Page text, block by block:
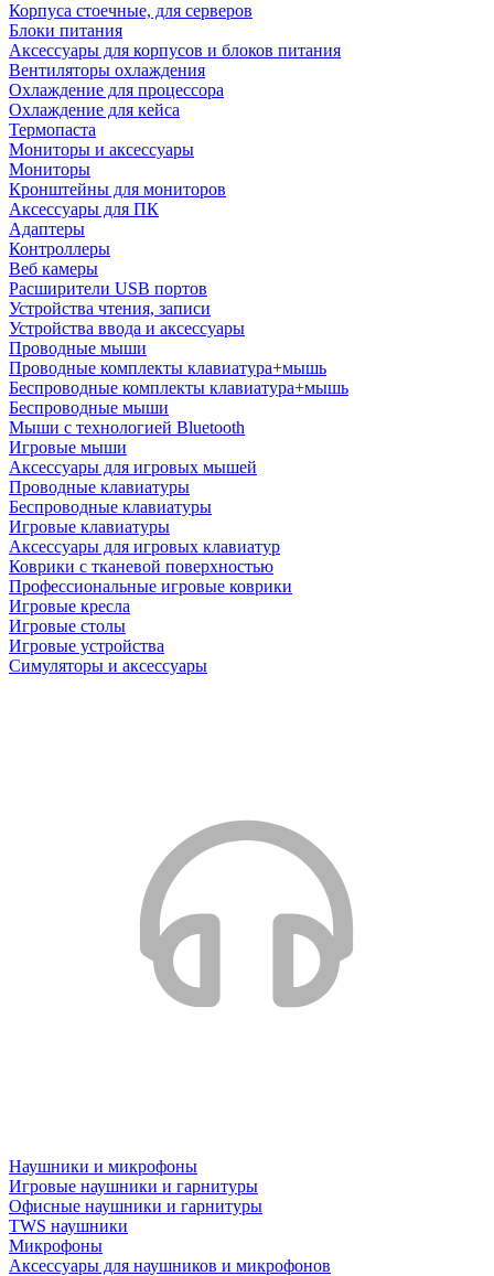
Корпуса стоечные, для серверов
Блоки питания
Аксессуары для корпусов и блоков питания
Вентиляторы охлаждения
Охлаждение для процессора
Охлаждение для кейса
Термопаста
Мониторы и аксессуары
Мониторы
Кронштейны для мониторов
Аксессуары для ПК
Адаптеры
Контроллеры
Веб камеры
Расширители USB портов
Устройства чтения, записи
Устройства ввода и аксессуары
Проводные мыши
Проводные комплекты клавиатура+мышь
Беспроводные комплекты клавиатура+мышь
Беспроводные мыши
Мыши с технологией Bluetooth
Игровые мыши
Аксессуары для игровых мышей
Проводные клавиатуры
Беспроводные клавиатуры
Игровые клавиатуры
Аксессуары для игровых клавиатур
Коврики с тканевой поверхностью
Профессиональные игровые коврики
Игровые кресла
Игровые столы
Игровые устройства
Симуляторы и аксессуары
Наушники и микрофоны
Игровые наушники и гарнитуры
Офисные наушники и гарнитуры
TWS наушники
Микрофоны
Аксессуары для наушников и микрофонов